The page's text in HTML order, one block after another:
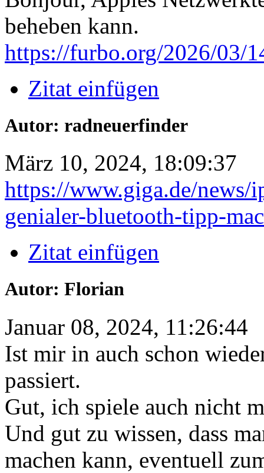
beheben kann.
https://furbo.org/2026/03/
Zitat einfügen
Autor: radneuerfinder
März 10, 2024, 18:09:37
https://www.giga.de/news/
genialer-bluetooth-tipp-
Zitat einfügen
Autor: Florian
Januar 08, 2024, 11:26:44
Ist mir in auch schon
passiert.
Gut, ich spiele auch nicht
Und gut zu wissen, dass
machen kann, eventuell